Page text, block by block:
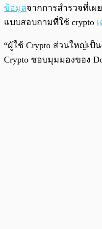
ข้อมูลจากการสำรวจที่เผ
แบบสอบถามที่ใช้ crypto
“ผู้ใช้ Crypto ส่วนใหญ่เ
Crypto ชอบมุมมองของ